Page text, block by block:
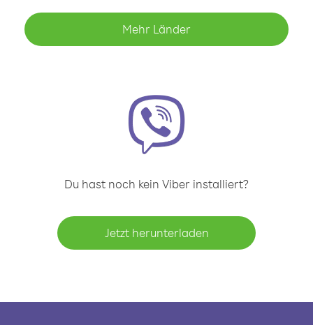
Mehr Länder
Du hast noch kein Viber installiert?
Jetzt herunterladen